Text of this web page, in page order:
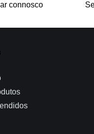
connosco